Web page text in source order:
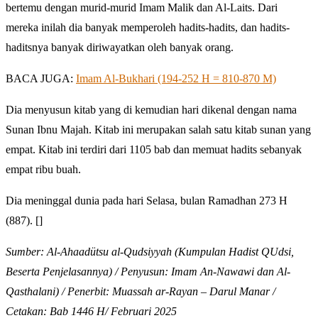
bertemu dengan murid-murid Imam Malik dan Al-Laits. Dari
mereka inilah dia banyak memperoleh hadits-hadits, dan hadits-
haditsnya banyak diriwayatkan oleh banyak orang.
BACA JUGA: Imam Al-Bukhari (194-252 H = 810-870 M)
Dia menyusun kitab yang di kemudian hari dikenal dengan nama
Sunan Ibnu Majah. Kitab ini merupakan salah satu kitab sunan yang
empat. Kitab ini terdiri dari 1105 bab dan memuat hadits sebanyak
empat ribu buah.
Dia meninggal dunia pada hari Selasa, bulan Ramadhan 273 Η
(887). []
Sumber: Al-Ahaadütsu al-Qudsiyyah (Kumpulan Hadist QUdsi,
Beserta Penjelasannya) / Penyusun: Imam An-Nawawi dan Al-
Qasthalani) / Penerbit: Muassah ar-Rayan – Darul Manar /
Cetakan: Bab 1446 H/ Februari 2025